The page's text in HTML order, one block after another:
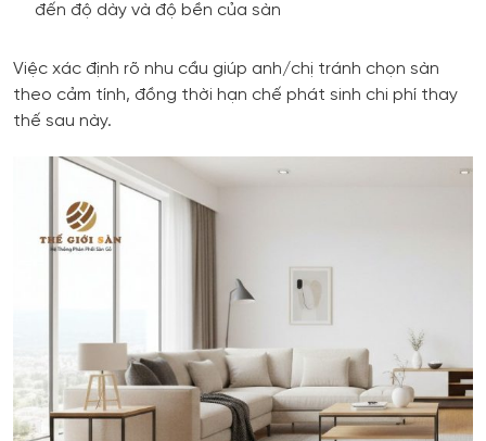
đến độ dày và độ bền của sàn
Việc xác định rõ nhu cầu giúp anh/chị tránh chọn sàn
theo cảm tính, đồng thời hạn chế phát sinh chi phí thay
thế sau này.